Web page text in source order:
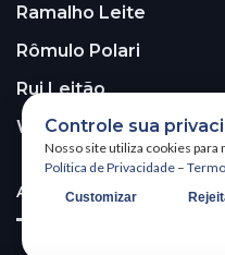
Ramalho Leite
Rômulo Polari
Rui Leitão
Walter Santos
ASSINE A NOSSA
Controle sua
Nosso site utiliza cookies para
Política de Privacidade –
Customizar